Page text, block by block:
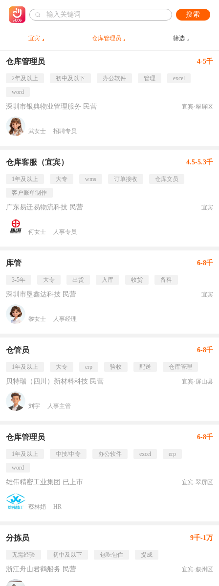
搜索
宜宾 仓库管理员 筛选
仓库管理员 4-5千
2年及以上 初中及以下 办公软件 管理
excel
word
深圳市银典物业管理服务 民营 宜宾·翠屏区
武女士 招聘专员
仓库客服（宜宾） 4.5-5.3千
1年及以上 大专 wms 订单接收
仓库文员
客户账单制作
广东易迁易物流科技 民营 宜宾
何女士 人事专员
库管 6-8千
3-5年 大专 出货 入库 收货 备料
深圳市垦鑫达科技 民营 宜宾
黎女士 人事经理
仓管员 6-8千
1年及以上 大专 erp 验收 配送 仓库管理
贝特瑞（四川）新材料科技 民营 宜宾·屏山县
刘宇 人事主管
仓库管理员 6-8千
1年及以上 中技/中专 办公软件 excel
erp
word
雄伟精密工业集团 已上市 宜宾·翠屏区
蔡林娟 HR
分拣员 9千-1万
无需经验 初中及以下 包吃包住 提成
浙江舟山君鹤船务 民营 宜宾·叙州区